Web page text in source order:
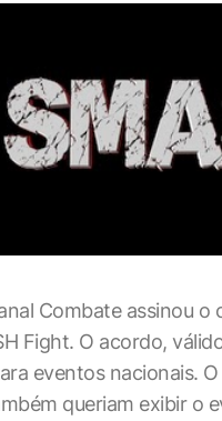
Combate assinou
Fight. O acordo,
eventos nacionais.
queriam exibir o